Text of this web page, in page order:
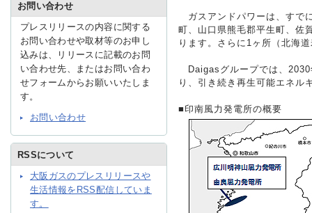
採用情報
プレスリリース
ガスアンドパワーは、すで
町、山口県熊毛郡平生町、佐
ります。さらに1ヶ所（北海
Daigasグループでは、2030
り、引き続き再生可能エネル
■ 印南風力発電所の概要
お問い合わせ
プレスリリースの内容に関する
お問い合わせや取材等のお申し
込みは、リリースに記載のお問
い合わせ先、またはお問い合わ
せフォームからお願いいたしま
す。
お問い合わせ
RSSについて
大阪ガスのプレスリリースや
生活情報をRSS配信していま
す。